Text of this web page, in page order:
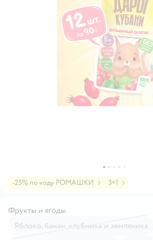
-25% по коду РОМАШКИ 3+1
Фрукты и ягоды
яблоко, банан, клубника и земляника